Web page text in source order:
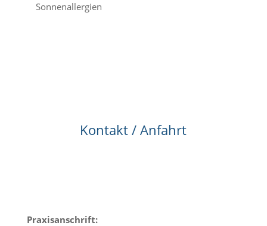
Sonnenallergien
Kontakt / Anfahrt
Praxisanschrift: